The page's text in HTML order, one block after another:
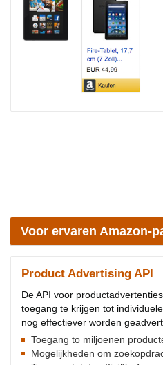
Voor ervaren Amazon-
Product Advertising API
De API voor
toegang te krijgen tot
nog effectiever worden
Toegang to miljoenen
Mogelijkheden om